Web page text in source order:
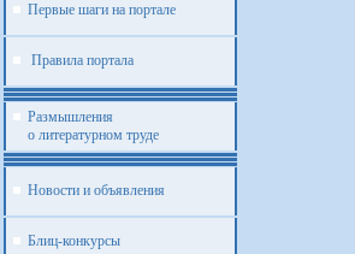
Первые шаги на портале
Правила портала
Размышления
о литературном труде
Новости и объявления
Блиц-конкурсы